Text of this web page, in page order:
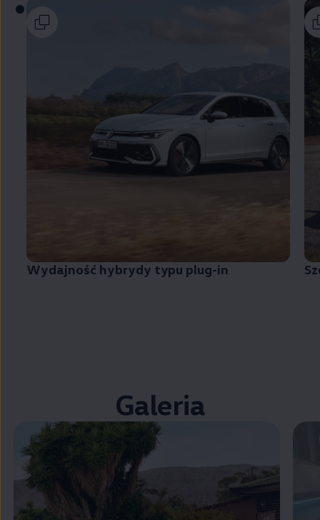
Wydajność hybrydy typu plug-in
Galeria
Zamknij widok pełnoekranowy